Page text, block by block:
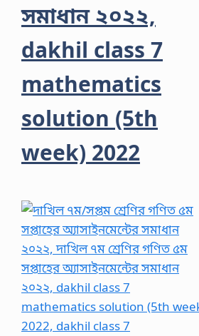
সমাধান ২০২২,
dakhil class 7
mathematics
solution (5th
week) 2022